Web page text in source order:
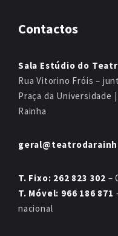
Contactos
Sala Estúdio do
Rua Vitorino Fróis –
Praça da Universidade
Rainha
T. Fixo: 262 823 302 –
T. Móvel: 966 186 871
nacional